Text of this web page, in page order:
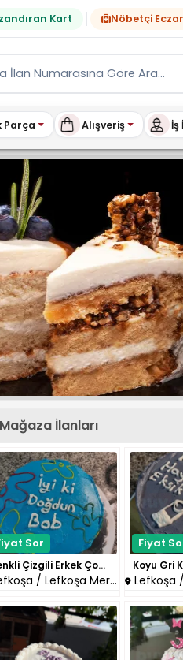
Kart Nöbetçi
Parça Alışveriş İş
İlanları
Sor
Renkli Çizgili Erkek Çocuk Doğ..
/ Lefkoşa Merkez
Fiyat
Lefkoşa /